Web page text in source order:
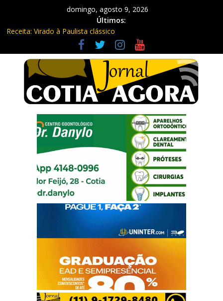
domingo, agosto 9, 2026
Últimos:
Receita: Virado à Paulista clássico
Ladrão de farmácia e procurado por maus-tratos são presos em
Vargem Grande Paulista
Cine Sustentável traz cinema ao ar livre e educação ambiental
para Vargem Grande
WhatsApp vai parar de funcionar em vários celulares antigos em
setembro
São Roque